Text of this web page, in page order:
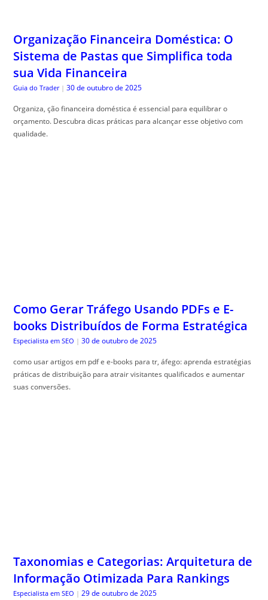
Organização Financeira Doméstica: O
Sistema de Pastas que Simplifica toda
sua Vida Financeira
Guia do Trader | 30 de outubro de 2025
Organiza, ção financeira doméstica é essencial para equilibrar o
orçamento. Descubra dicas práticas para alcançar esse objetivo com
qualidade.
Como Gerar Tráfego Usando PDFs e E-
books Distribuídos de Forma Estratégica
Especialista em SEO | 30 de outubro de 2025
como usar artigos em pdf e e-books para tr, áfego: aprenda estratégias
práticas de distribuição para atrair visitantes qualificados e aumentar
suas conversões.
Taxonomias e Categorias: Arquitetura de
Informação Otimizada Para Rankings
Especialista em SEO | 29 de outubro de 2025